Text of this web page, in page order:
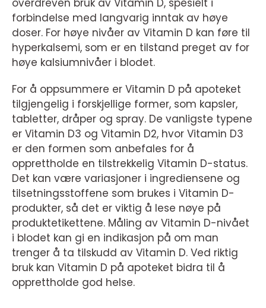
overdreven bruk av Vitamin D, spesielt i
forbindelse med langvarig inntak av høye
doser. For høye nivåer av Vitamin D kan føre til
hyperkalsemi, som er en tilstand preget av for
høye kalsiumnivåer i blodet.
For å oppsummere er Vitamin D på apoteket
tilgjengelig i forskjellige former, som kapsler,
tabletter, dråper og spray. De vanligste typene
er Vitamin D3 og Vitamin D2, hvor Vitamin D3
er den formen som anbefales for å
opprettholde en tilstrekkelig Vitamin D-status.
Det kan være variasjoner i ingrediensene og
tilsetningsstoffene som brukes i Vitamin D-
produkter, så det er viktig å lese nøye på
produktetikettene. Måling av Vitamin D-nivået
i blodet kan gi en indikasjon på om man
trenger å ta tilskudd av Vitamin D. Ved riktig
bruk kan Vitamin D på apoteket bidra til å
opprettholde god helse.